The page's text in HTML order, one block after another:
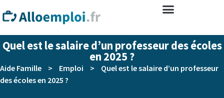
Quel est le salaire d’un professeur des écoles
en 2025 ?
Aide Famille > Emploi >
Quel est le salaire d’un professeur
des écoles en 2025 ?